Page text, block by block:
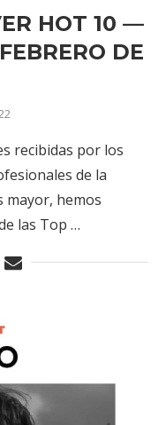
HOT 10 —
DE
recibidas por los
de la
mayor, hemos
las Top …